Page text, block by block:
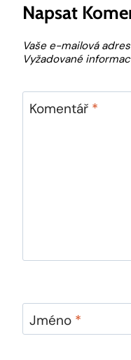
Napsat
Vaše e-mailová
Vyžadované
Komentář *
Jméno *